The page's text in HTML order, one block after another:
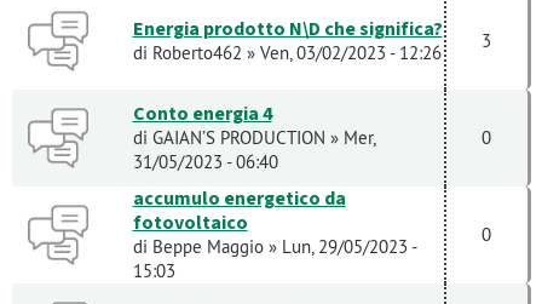
Energia prodotto N\D che significa?
di Roberto462 » Ven, 03/02/2023 - 12:26
3
Conto energia 4
di GAIAN’S PRODUCTION » Mer,
31/05/2023 - 06:40
0
accumulo energetico da
fotovoltaico
di Beppe Maggio» Lun, 29/05/2023 -
15:03
0